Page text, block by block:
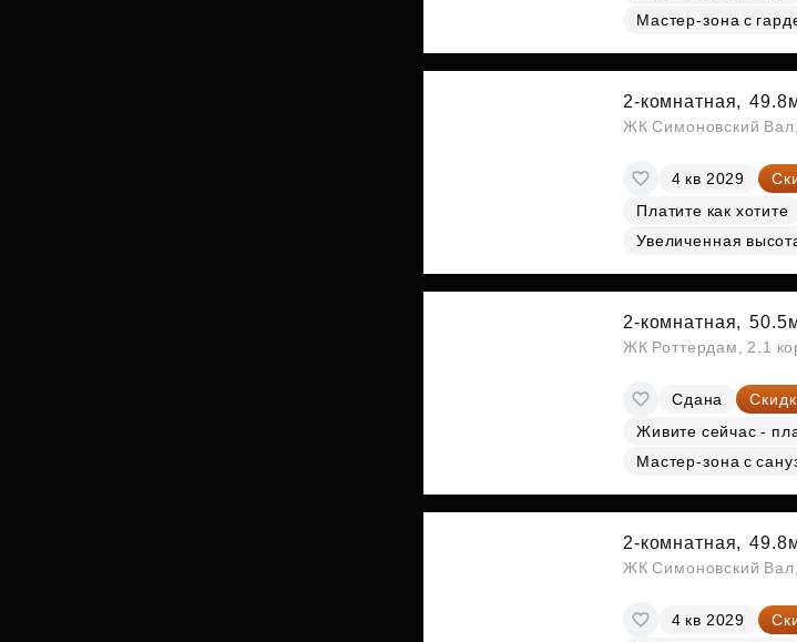
Мастер-зона с
2-комнатная,
ЖК Симоновский
4 кв 2029
Платите как хотите
Увеличенная
2-комнатная,
ЖК Роттердам, 2.1
Сдана
Живите сейчас -
Мастер-зона с
2-комнатная,
ЖК Симоновский
4 кв 2029